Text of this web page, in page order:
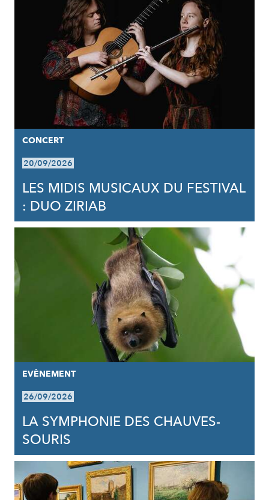
CONCERT
20/09/2026
LES MIDIS MUSICAUX DU FESTIVAL
: DUO ZIRIAB
EVÈNEMENT
26/09/2026
LA SYMPHONIE DES CHAUVES-
SOURIS